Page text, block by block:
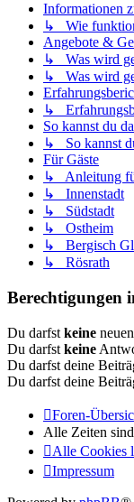
Informationen
↳ Wie
Angebote &
↳ Was wird
↳ Was wird
↳
So kannst du
↳ So kannst
Für Gäste
↳ Anleitung
↳ Innenstadt
↳ Südstadt
↳ Ostheim
↳ Bergisch
↳ Rösrath
Berechtigungen
Du darfst keine
Du darfst keine
Du darfst deine
Du darfst deine
Foren-
Alle Zeiten sind
Alle Cookies
Impressum